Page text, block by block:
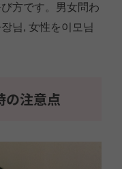
方です。男女問わ
님, 女性を이모님
の注意点